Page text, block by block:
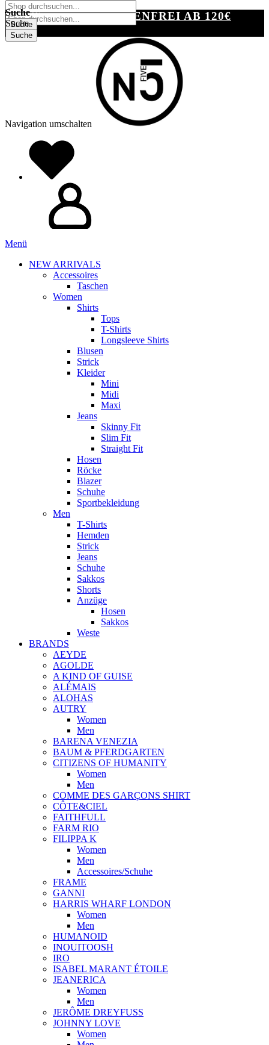
SUCHE
Suche
VERSANDKOSTENFREI AB 120€
Navigation umschalten
Menü
NEW ARRIVALS
Accessoires
Taschen
Women
Shirts
Tops
T-Shirts
Longsleeve Shirts
Blusen
Strick
Kleider
Mini
Midi
Maxi
Jeans
Skinny Fit
Slim Fit
Straight Fit
Hosen
Röcke
Blazer
Schuhe
Sportbekleidung
Men
T-Shirts
Hemden
Strick
Jeans
Schuhe
Sakkos
Shorts
Anzüge
Hosen
Sakkos
Weste
BRANDS
AEYDE
AGOLDE
A KIND OF GUISE
ALÉMAIS
ALOHAS
AUTRY
Women
Men
BARENA VENEZIA
BAUM & PFERDGARTEN
CITIZENS OF HUMANITY
Women
Men
COMME DES GARÇONS SHIRT
CÔTE&CIEL
FAITHFULL
FARM RIO
FILIPPA K
Women
Men
Accessoires/Schuhe
FRAME
GANNI
HARRIS WHARF LONDON
Women
Men
HUMANOID
INOUITOOSH
IRO
ISABEL MARANT ÉTOILE
JEANERICA
Women
Men
JERÔME DREYFUSS
JOHNNY LOVE
Women
Suche
Suche
Suche